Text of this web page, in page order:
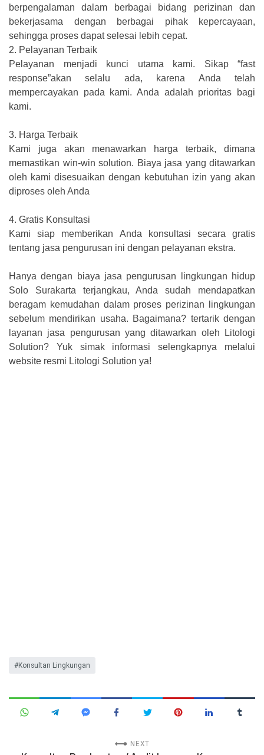
berpengalaman dalam berbagai bidang perizinan dan
bekerjasama dengan berbagai pihak kepercayaan,
sehingga proses dapat selesai lebih cepat.
2. Pelayanan Terbaik
Pelayanan menjadi kunci utama kami. Sikap “fast
response”akan selalu ada, karena Anda telah
mempercayakan pada kami. Anda adalah prioritas bagi
kami.
3. Harga Terbaik
Kami juga akan menawarkan harga terbaik, dimana
memastikan win-win solution. Biaya jasa yang ditawarkan
oleh kami disesuaikan dengan kebutuhan izin yang akan
diproses oleh Anda
4. Gratis Konsultasi
Kami siap memberikan Anda konsultasi secara gratis
tentang jasa pengurusan ini dengan pelayanan ekstra.
Hanya dengan biaya jasa pengurusan lingkungan hidup
Solo Surakarta terjangkau, Anda sudah mendapatkan
beragam kemudahan dalam proses perizinan lingkungan
sebelum mendirikan usaha. Bagaimana? tertarik dengan
layanan jasa pengurusan yang ditawarkan oleh Litologi
Solution? Yuk simak informasi selengkapnya melalui
website resmi Litologi Solution ya!
Konsultan Lingkungan
NEXT